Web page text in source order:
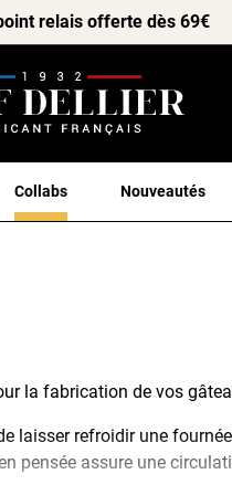
relais offerte dès 69€
Collabs Nouveautés
la fabrication de vos
laisser refroidir une
pensée assure une